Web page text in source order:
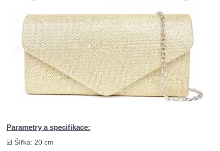
Parametry a specifikace:
☑️ Šířka: 20 cm